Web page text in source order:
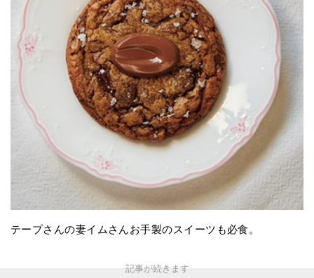
テープさんの妻イムさんお手製のスイーツも必食。